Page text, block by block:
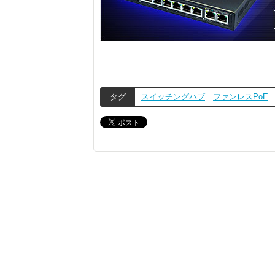
タグ スイッチングハブ ファンレスPoE